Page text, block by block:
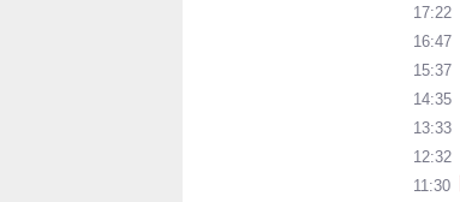
17:22
16:47
15:37
14:35
13:33
12:32
11:30